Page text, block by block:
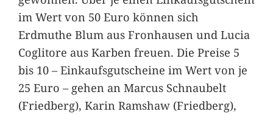
im Wert von 50 Euro können sich
Erdmuthe Blum aus Fronhausen und Lucia
Coglitore aus Karben freuen. Die Preise 5
bis 10 – Einkaufsgutscheine im Wert von je
25 Euro – gehen an Marcus Schnaubelt
(Friedberg), Karin Ramshaw (Friedberg),